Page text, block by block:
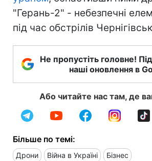
"Герань-2" - небезпечні
під час обстрілів
Не пропустіть головне!
наші оновлення в
Або читайте нас там, де
Більше по темі:
Дрони Війна в Україні Бізнес